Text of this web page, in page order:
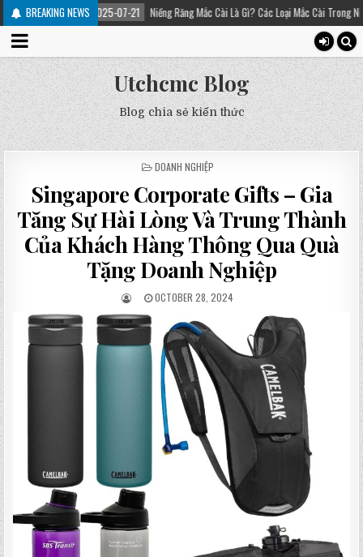
BREAKING NEWS
2025-07-21 Niềng Răng Mắc Cài Là Gì? Các Loại Mắc Cài Trong Niềng Răng –
Utchcmc Blog
Blog chia sẻ kiến thức
POSTED
DOANH NGHIỆP
Singapore Corporate Gifts – Gia
Tăng Sự Hài Lòng Và Trung Thành
Của Khách Hàng Thông Qua Quà
Tặng Doanh Nghiệp
OCTOBER 28, 2024